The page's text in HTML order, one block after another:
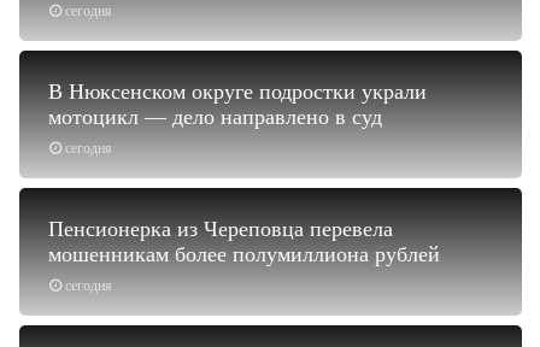
сегодня
сегодня
В Нюксенском округе подростки украли
мотоцикл — дело направлено в суд
сегодня
Пенсионерка из Череповца перевела
мошенникам более полумиллиона рублей